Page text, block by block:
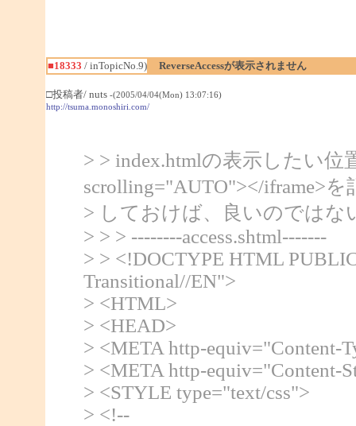
■18333 / inTopicNo.9) ReverseAccessが表示されません
□投稿者/ nuts -(2005/04/04(Mon) 13:07:16)
http://tsuma.monoshiri.com/
> > index.htmlの表示したい位
scrolling="AUTO"></iframe>を
> しておけば、良いのではな
> > > --------access.shtml-------
> > <!DOCTYPE HTML
Transitional//EN">
> <HTML>
> <HEAD>
> <META http-equiv="Content-
> <META http-equiv="Content-
> <STYLE type="text/css">
> <!--